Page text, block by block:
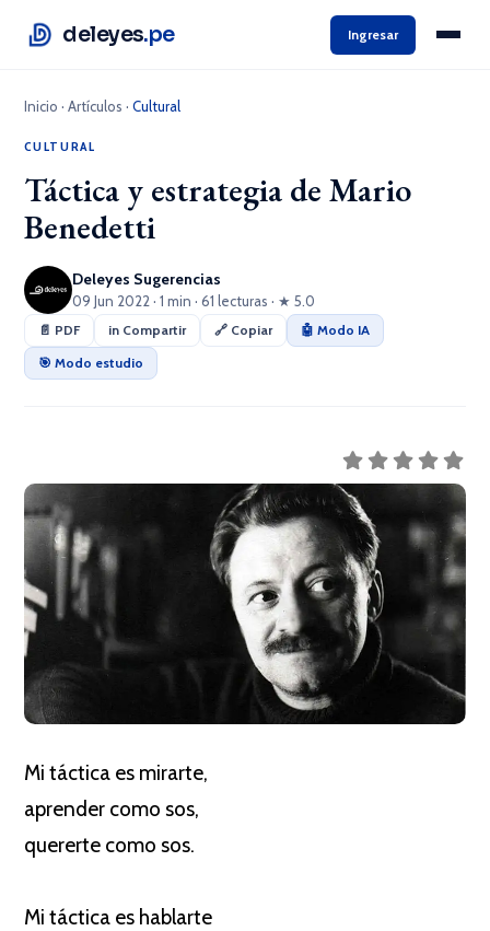
deleyes.pe Ingresar
Inicio ·Artículos ·Cultural
CULTURAL
Táctica y estrategia de Mario
Benedetti
Deleyes Sugerencias
09 Jun 2022 · 1 min · 61 lecturas · ★ 5.0
📄 PDF in Compartir 🔗 Copiar
🤖 Modo IA
🎯 Modo estudio
Mi táctica es mirarte,
aprender como sos,
quererte como sos.
Mi táctica es hablarte